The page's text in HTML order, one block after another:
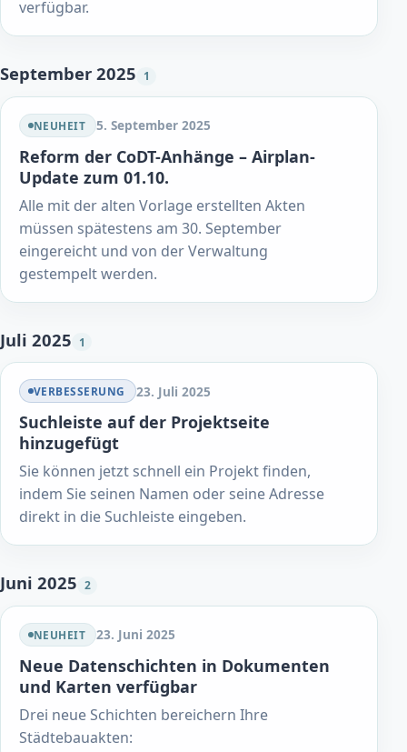
verfügbar.
September 2025 1
NEUHEIT 5. September 2025
Reform der CoDT-Anhänge – Airplan-
Update zum 01.10.
Alle mit der alten Vorlage erstellten Akten
müssen spätestens am 30. September
eingereicht und von der Verwaltung
gestempelt werden.
Juli 2025 1
VERBESSERUNG 23. Juli 2025
Suchleiste auf der Projektseite
hinzugefügt
Sie können jetzt schnell ein Projekt finden,
indem Sie seinen Namen oder seine Adresse
direkt in die Suchleiste eingeben.
Juni 2025 2
NEUHEIT 23. Juni 2025
Neue Datenschichten in Dokumenten
und Karten verfügbar
Drei neue Schichten bereichern Ihre
Städtebauakten: